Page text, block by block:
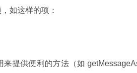
如这样的项：
提供便利的方法（如